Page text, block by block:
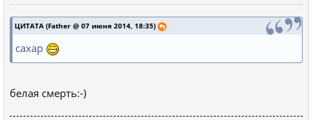
ЦИТАТА (Father @ 07 июня 2014, 18:35)
сахар
белая смерть:-)